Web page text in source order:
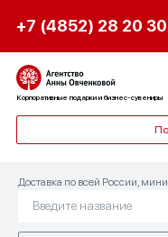
+7 (4852) 28 20 30
Корпоративные подарки и бизнес-сувениры
Доставка по всей России,